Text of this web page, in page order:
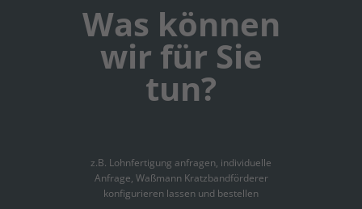
Was können
wir für Sie
tun?
z.B. Lohnfertigung anfragen, individuelle
Anfrage, Waßmann Kratzbandförderer
konfigurieren lassen und bestellen